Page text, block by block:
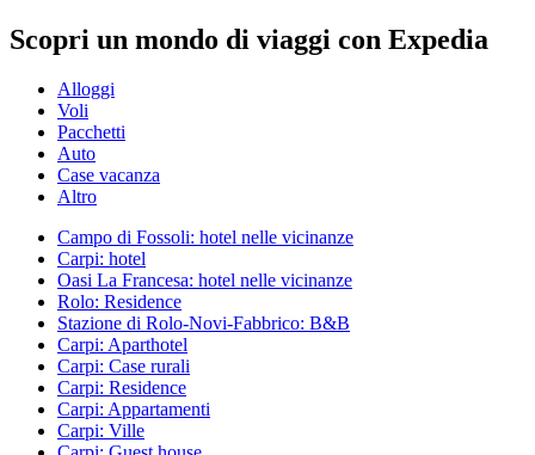
Scopri un mondo di viaggi con Expedia
Alloggi
Voli
Pacchetti
Auto
Case vacanza
Altro
Campo di Fossoli: hotel nelle vicinanze
Carpi: hotel
Oasi La Francesa: hotel nelle vicinanze
Rolo: Residence
Stazione di Rolo-Novi-Fabbrico: B&B
Carpi: Aparthotel
Carpi: Case rurali
Carpi: Residence
Carpi: Appartamenti
Carpi: Ville